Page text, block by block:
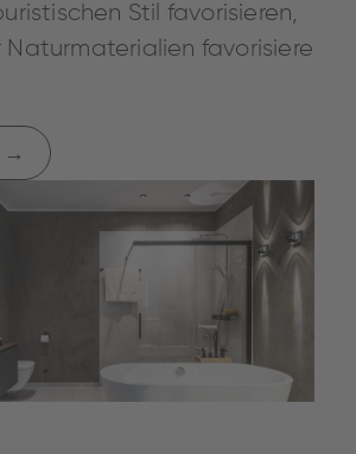
Stil favorisieren,
Naturmaterialien favorisiere